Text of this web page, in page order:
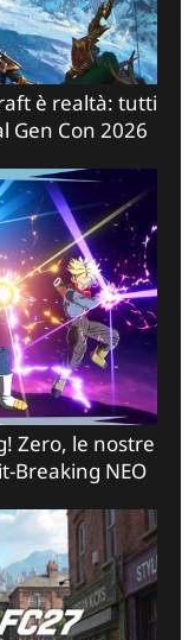
è realtà: tutti
Gen Con 2026
Zero, le nostre
Breaking NEO